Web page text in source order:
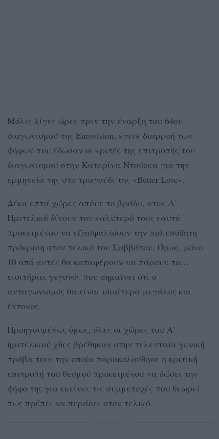
Μόλις λίγες ώρες πριν την έναρξη του 64ου
διαγωνισμού της Eurovision, έγινε διαρροή των
ψήφων που έδωσαν οι κριτές της επιτροπής του
διαγωνισμού στην Κατερίνα Ντούσκα για την
ερμηνεία της στο τραγούδι της «Better Love».
Δέκα επτά χώρες απόψε το βράδυ, στον Α’
Ημιτελικό δίνουν τον καλύτερό τους εαυτό
προκειμένου να εξασφαλίσουν την πολυπόθητη
πρόκριση στον τελικό του Σαββάτου. Όμως, μόνο
10 από αυτές θα καταφέρουν να πάρουν το…
εισιτήριο, γεγονός που σημαίνει ότι ο
ανταγωνισμός θα είναι ιδιαίτερα μεγάλος και
έντονος.
Προηγουμένως όμως, όλες οι χώρες του Α’
ημιτελικού χθες βρέθηκαν στην τελευταία γενική
πρόβα τους την οποία παρακολούθησε η κριτική
επιτροπή του θεσμού προκειμένου να δώσει την
ψήφο της για εκείνες τις συμμετοχές που θεωρεί
πως πρέπει να περάσει στον τελικό.